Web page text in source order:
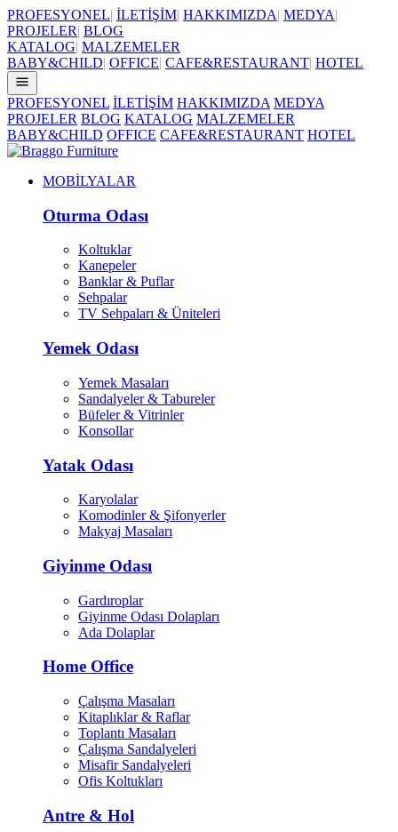
PROFESYONEL| İLETİŞİM| HAKKIMIZDA| MEDYA|
PROJELER| BLOG
KATALOG| MALZEMELER
BABY&CHILD| OFFICE| CAFE&RESTAURANT| HOTEL
PROFESYONEL İLETİŞİM HAKKIMIZDA MEDYA
PROJELER BLOG KATALOG MALZEMELER
BABY&CHILD OFFICE CAFE&RESTAURANT HOTEL
MOBİLYALAR
Oturma Odası
Koltuklar
Kanepeler
Banklar & Puflar
Sehpalar
TV Sehpaları & Üniteleri
Yemek Odası
Yemek Masaları
Sandalyeler & Tabureler
Büfeler & Vitrinler
Konsollar
Yatak Odası
Karyolalar
Komodinler & Şifonyerler
Makyaj Masaları
Giyinme Odası
Gardıroplar
Giyinme Odası Dolapları
Ada Dolaplar
Home Office
Çalışma Masaları
Kitaplıklar & Raflar
Toplantı Masaları
Çalışma Sandalyeleri
Misafir Sandalyeleri
Ofis Koltukları
Antre & Hol